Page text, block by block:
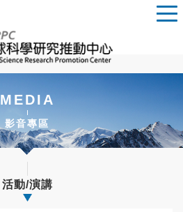
MEDIA
影音專區
活動/演講